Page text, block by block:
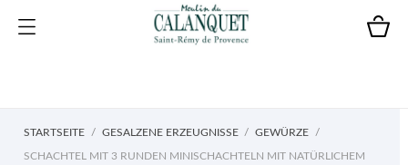
STARTSEITE GESALZENE ERZEUGNISSE GEWÜRZE
SCHACHTEL MIT 3 RUNDEN MINISCHACHTELN MIT NATÜRLICHEM